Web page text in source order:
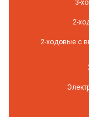
3-
2-
2-ходовые с